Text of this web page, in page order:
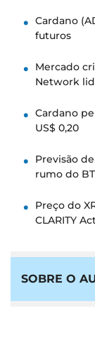
Cardano
futuros
Mercado
Network
Cardano
US$ 0,20
Previsão
rumo do
Preço do
CLARITY
SOBRE O